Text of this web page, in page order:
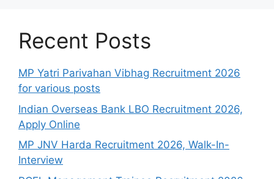
Recent Posts
MP Yatri Parivahan Vibhag Recruitment 2026
for various posts
Indian Overseas Bank LBO Recruitment 2026,
Apply Online
MP JNV Harda Recruitment 2026, Walk-In-
Interview